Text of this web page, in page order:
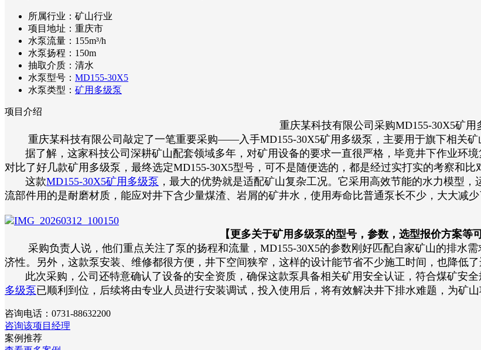
所属行业： 矿山行业
项目地址： 重庆市
水泵流量： 155m³/h
水泵扬程： 150m
抽取介质： 清水
水泵型号： MD155-30X5
水泵类型： 矿用多级泵
项目介绍
重庆某科技有限公司采购MD155-30X5矿用
重庆某科技有限公司敲定了一笔重要采购——入手MD155-30X5矿用多级泵，主要用于旗下相关矿
据了解，这家科技公司深耕矿山配套领域多年，对矿用设备的要求一直很严格，毕竟井下作业环
对比了好几款矿用多级泵，最终选定MD155-30X5型号，可不是随便选的，都是经过实打实的考察和比
这款MD155-30X5矿用多级泵 ，最大的优势就是适配矿山复杂工况。它采用高效节能的水力模型
流部件用的是耐磨材质，能应对井下含少量煤渣、岩屑的矿井水，使用寿命比普通泵长不少，大大减
【更多关于矿用多级泵的型号，参数，选型报价方案等
采购负责人说，他们重点关注了泵的扬程和流量，MD155-30X5的参数刚好匹配自家矿山的排水
济性。另外，这款泵安装、维修都很方便，井下空间狭窄，这样的设计能节省不少施工时间，也降低了
此次采购，公司还特意确认了设备的安全资质，确保这款泵具备相关矿用安全认证，符合煤矿安全
多级泵已顺利到位，后续将由专业人员进行安装调试，投入使用后，将有效解决井下排水难题，为矿山
咨询电话： 0731-88632200
咨询该项目经理
案例推荐